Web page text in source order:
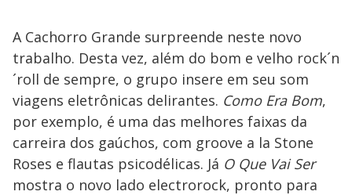
A Cachorro Grande surpreende neste novo
trabalho. Desta vez, além do bom e velho rock´n
´roll de sempre, o grupo insere em seu som
viagens eletrônicas delirantes. Como Era Bom,
por exemplo, é uma das melhores faixas da
carreira dos gaúchos, com groove a la Stone
Roses e flautas psicodélicas. Já O Que Vai Ser
mostra o novo lado electrorock, pronto para